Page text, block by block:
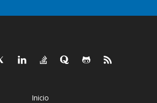
Inicio